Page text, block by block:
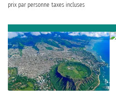
prix par personne taxes incluses